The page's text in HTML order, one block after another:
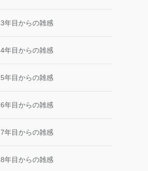
3年目からの雑感
4年目からの雑感
5年目からの雑感
6年目からの雑感
7年目からの雑感
8年目からの雑感